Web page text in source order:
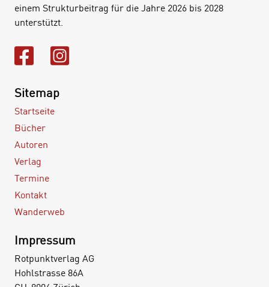
einem Strukturbeitrag für die Jahre 2026 bis 2028
unterstützt.
Sitemap
Startseite
Bücher
Autoren
Verlag
Termine
Kontakt
Wanderweb
Impressum
Rotpunktverlag AG
Hohlstrasse 86A